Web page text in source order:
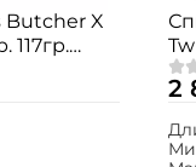
X
117гр.
2